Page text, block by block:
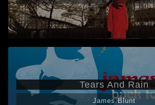
Tears And Rain
James Blunt